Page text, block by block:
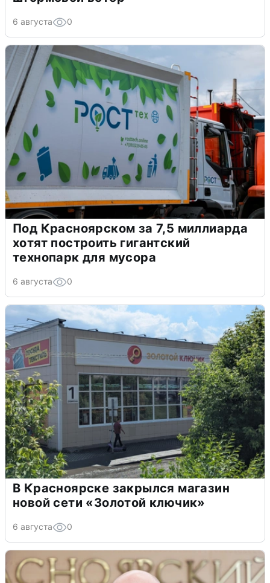
6 августа 0
Под Красноярском за 7,5 миллиарда
хотят построить гигантский
технопарк для мусора
6 августа 0
В Красноярске закрылся магазин
новой сети «Золотой ключик»
6 августа 0